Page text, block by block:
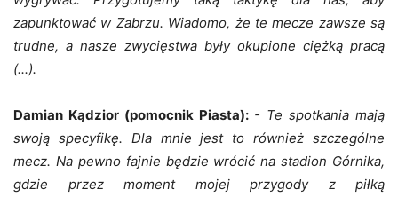
zapunktować w Zabrzu. Wiadomo, że te mecze zawsze są
trudne, a nasze zwycięstwa były okupione ciężką pracą
(...).
Damian Kądzior (pomocnik Piasta): - Te spotkania mają
swoją specyfikę. Dla mnie jest to również szczególne
mecz. Na pewno fajnie będzie wrócić na stadion Górnika,
gdzie przez moment mojej przygody z piłką